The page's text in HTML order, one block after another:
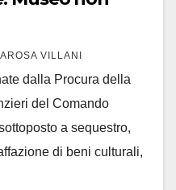
VILLANI
dalla Procura della
del Comando
a sequestro,
di beni culturali,